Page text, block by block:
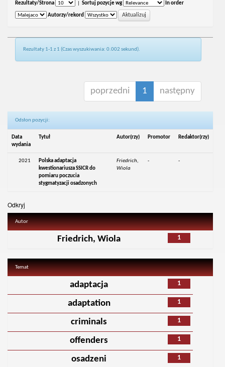
Rezultaty/Strona Sortuj pozycje wg In order
Autorzy/rekord
Rezultaty 1-1 z 1 (Czas wyszukiwania: 0.002 sekund).
poprzedni 1 następny
Odsłon pozycji:
Data
wydania
Tytuł Autor(rzy) Promotor Redaktor(rzy)
2021
Polska adaptacja
kwestionariusza SSICR do
pomiaru poczucia
stygmatyzacji osadzonych
Friedrich,
Wiola
- -
Odkryj
Autor
1
Friedrich, Wiola
Temat
1
adaptacja
1
adaptation
1
criminals
1
offenders
1
osadzeni